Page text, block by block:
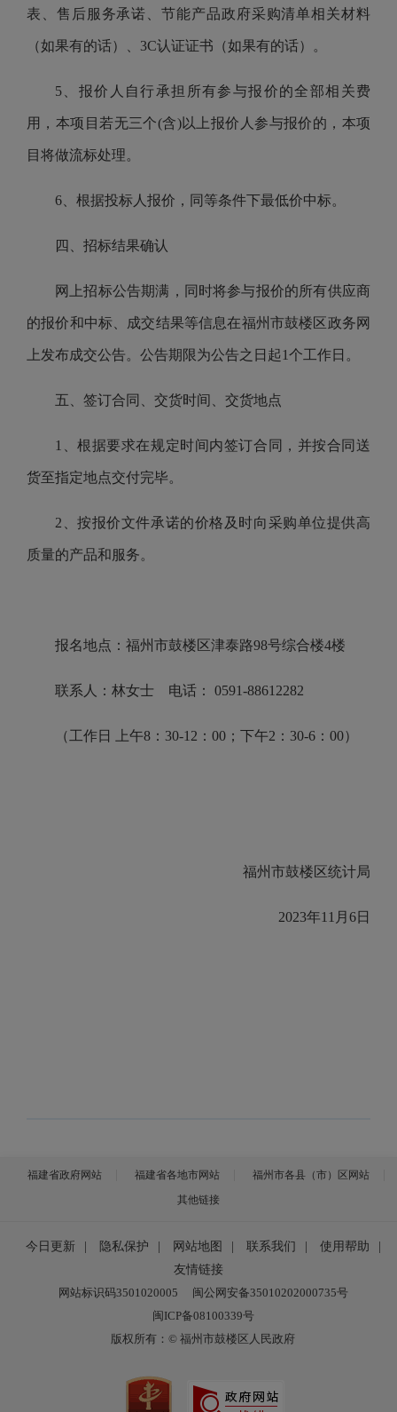
表、售后服务承诺、节能产品政府采购清单相关材料
（如果有的话）、3C认证证书（如果有的话）。
5、报价人自行承担所有参与报价的全部相关费
用，本项目若无三个(含)以上报价人参与报价的，本项
目将做流标处理。
6、根据投标人报价，同等条件下最低价中标。
四、招标结果确认
网上招标公告期满，同时将参与报价的所有供应商
的报价和中标、成交结果等信息在福州市鼓楼区政务网
上发布成交公告。公告期限为公告之日起1个工作日。
五、签订合同、交货时间、交货地点
1、根据要求在规定时间内签订合同，并按合同送
货至指定地点交付完毕。
2、按报价文件承诺的价格及时向采购单位提供高
质量的产品和服务。
报名地点：福州市鼓楼区津泰路98号综合楼4楼
联系人：林女士 电话： 0591-88612282
（工作日 上午8：30-12：00；下午2：30-6：00）
福州市鼓楼区统计局
2023年11月6日
福建省政府网站 福建省各地市网站
福州市各县（市）区网站
其他链接
今日更新 隐私保护 网站地图 联系我们 使用帮助
友情链接
网站标识码3501020005
闽公网安备35010202000735号
闽ICP备08100339号
版权所有：© 福州市鼓楼区人民政府